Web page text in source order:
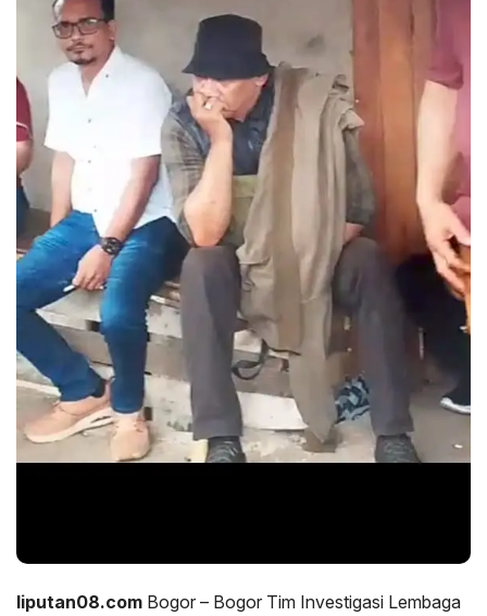
liputan08.com Bogor – Bogor Tim Investigasi Lembaga